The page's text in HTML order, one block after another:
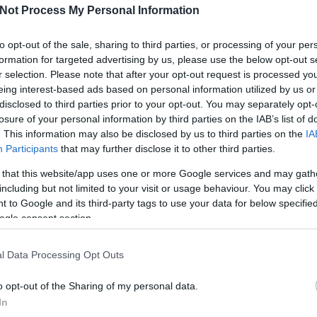
Process My Personal Information
opt-out of the sale, sharing to third parties, or processing of your
for targeted advertising by us, please use the below opt-out
selection. Please note that after your opt-out request is processed
interest-based ads based on personal information utilized by us
to third parties prior to your opt-out. You may separately
of your personal information by third parties on the IAB’s list of
This information may also be disclosed by us to third parties on the
Participants that may further disclose it to other third parties.
that this website/app uses one or more Google services and may
but not limited to your visit or usage behaviour. You may
to Google and its third-party tags to use your data for below
consent section.
Data Processing Opt Outs
opt-out of the Sharing of my personal data.
szezonja is megérkezik. Eljött az idő, hogy
ráfordítással, ötletességgel és…
kertépítés kerttervezés kertbarát
kerti munka
növényválasztás garden coaching
kertészeti
kert trend manuálé kertterv készítése
kertimunka
kertépítés költségei